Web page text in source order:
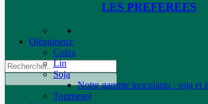
LES PREFEREES
Oléagineux
Colza
Lin
Soja
Notre gamme inoculants : soja et
Tournesol